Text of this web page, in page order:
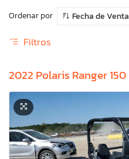
Ordenar por
Fecha de Venta
Filtros
2022 Polaris Ranger 150